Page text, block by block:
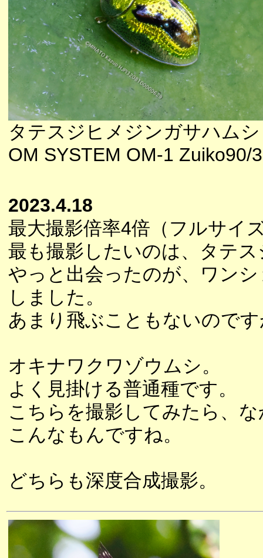
タテスジヒメジンガサハムシ
OM SYSTEM OM-1 Zuiko90/
2023.4.18
最大撮影倍率4倍（フルサイ
最も撮影したいのは、タテ
やっと出会ったのが、ワン
しました。
あまり飛ぶこともないので
オキナワクワゾウムシ。
よく見掛ける普通種です。
こちらを撮影してみたら、
こんなもんですね。
どちらも深度合成撮影。